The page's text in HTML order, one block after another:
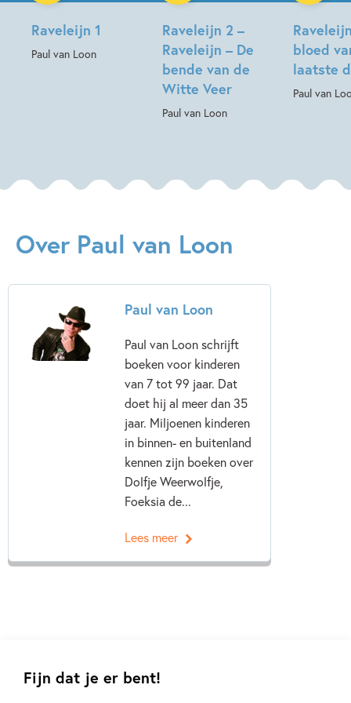
Fijn dat je er bent!
Raveleijn 1
Paul van Loon
Raveleijn 2 –
Raveleijn – De
bende van de
Witte Veer
Paul van Loon
bloed
laatste
Paul van
Over Paul van Loon
Paul van Loon
Paul van Loon schrijft
boeken voor kinderen
van 7 tot 99 jaar. Dat
doet hij al meer dan 35
jaar. Miljoenen kinderen
in binnen- en buitenland
kennen zijn boeken over
Dolfje Weerwolfje,
Foeksia de...
Lees meer